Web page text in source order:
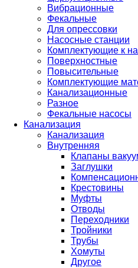
Вибрационные
Фекальные
Для опрессовки
Насосные станции
Комплектующие к
Поверхностные
Повысительные
Комплектующие
Канализационные
Разное
Фекальные насосы
Канализация
Канализация
Внутренняя
Клапаны
Заглушки
Крестовины
Муфты
Отводы
Переходники
Тройники
Трубы
Хомуты
Другое